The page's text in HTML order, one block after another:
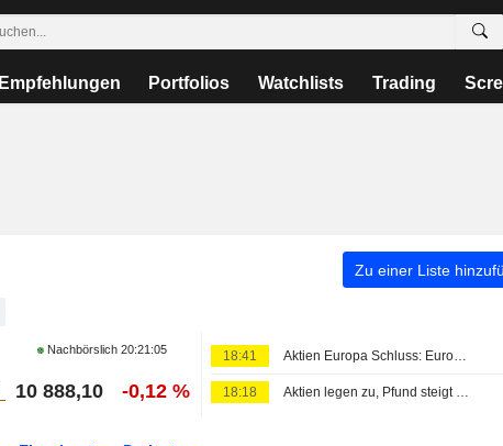
Empfehlungen Portfolios Watchlists Trading
Zu einer Liste
Nachbörslich20:21:05
10 888,10 -0,12 %
18:41 Aktien Europa Schluss: EuroStoxx nach US-Jobdaten weiter auf Rekordkurs
18:18 Aktien legen zu, Pfund steigt nach überraschendem Rückgang der US-Beschäftigung